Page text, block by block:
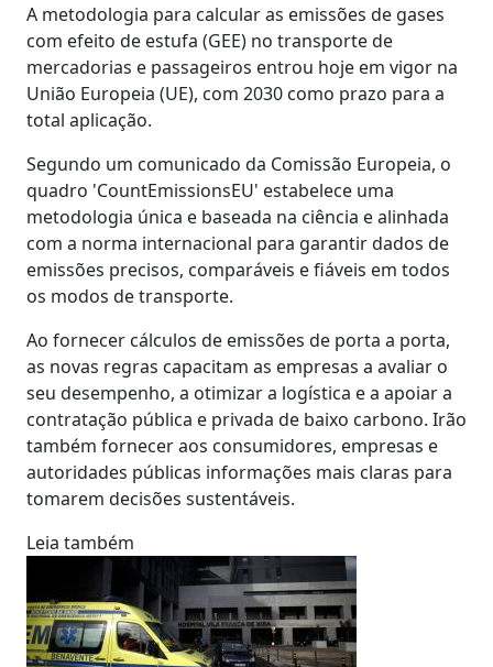
A metodologia para calcular as emissões de gases
com efeito de estufa (GEE) no transporte de
mercadorias e passageiros entrou hoje em vigor na
União Europeia (UE), com 2030 como prazo para a
total aplicação.
Segundo um comunicado da Comissão Europeia, o
quadro 'CountEmissionsEU' estabelece uma
metodologia única e baseada na ciência e alinhada
com a norma internacional para garantir dados de
emissões precisos, comparáveis e fiáveis em todos
os modos de transporte.
Ao fornecer cálculos de emissões de porta a porta,
as novas regras capacitam as empresas a avaliar o
seu desempenho, a otimizar a logística e a apoiar a
contratação pública e privada de baixo carbono. Irão
também fornecer aos consumidores, empresas e
autoridades públicas informações mais claras para
tomarem decisões sustentáveis.
Leia também